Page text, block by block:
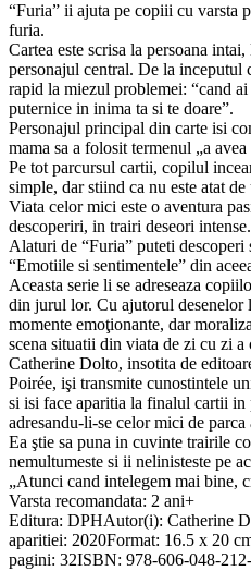
“Furia” ii ajuta pe copiii cu varsta
furia.
Cartea este scrisa la persoana
personajul central. De la inceputul
rapid la miezul problemei: “cand
puternice in inima ta si te doare”.
Personajul principal din carte isi
mama sa a folosit termenul „a
Pe tot parcursul cartii, copilul
simple, dar stiind ca nu este atat
Viata celor mici este o aventura
descoperiri, in trairi deseori intense.
Alaturi de “Furia” puteti descoperi
“Emotiile si sentimentele” din
Aceasta serie li se adreseaza
din jurul lor. Cu ajutorul desenelor
momente emoţionante, dar
scena situatii din viata de zi cu zi
Catherine Dolto, insotita de
Poirée, işi transmite cunostintele
si isi face aparitia la finalul cartii in
adresandu-li-se celor mici de
Ea ştie sa puna in cuvinte trairile
nemultumeste si ii nelinisteste pe
„Atunci cand intelegem mai bine,
Varsta recomandata: 2 ani+
Editura: DPHAutor(i): Catherine
aparitiei: 2020Format: 16.5 x 20
pagini: 32ISBN: 978-606-048-